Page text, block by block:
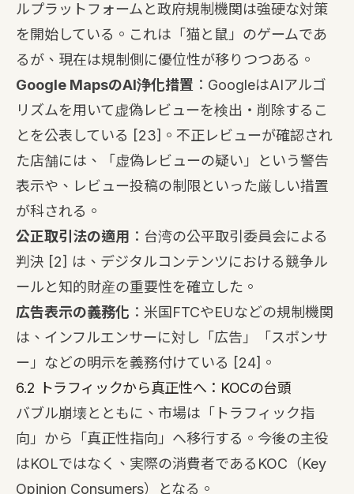
ルプラットフォームと政府規制機関は強硬な対策
を開始している。これは「猫と鼠」のゲームであ
るが、現在は規制側に優位性が移りつつある。
Google MapsのAI浄化措置 ：GoogleはAIアルゴ
リズムを用いて虚偽レビューを検出・削除するこ
とを公表している [23] 。不正レビューが確認され
た店舗には、「虚偽レビューの疑い」という警告
表示や、レビュー投稿の制限といった厳しい措置
が科される。
公正取引法の適用 ：台湾の公平取引委員会による
判決 [2] は、デジタルコンテンツにおける競争ル
ールと知的財産の重要性を確立した。
広告表示の義務化 ：米国FTCやEUなどの規制機関
は、インフルエンサーに対し「広告」「スポンサ
ー」などの明示を義務付けている [24] 。
6.2 トラフィックから真正性へ：KOCの台頭
バブル崩壊とともに、市場は「トラフィック指
向」から「真正性指向」へ移行する。今後の主役
はKOLではなく、実際の消費者であるKOC（Key
Opinion Consumers）となる。